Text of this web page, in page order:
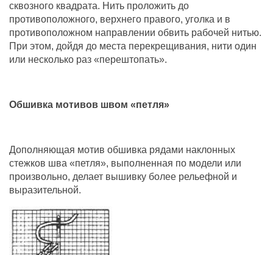
сквозного квадрата. Нить проложить до
противоположного, верхнего правого, уголка и в
противоположном направлении обвить рабочей нитью.
При этом, дойдя до места перекрещивания, нити один
или несколько раз «перештопать».
Обшивка мотивов швом «петля»
Дополняющая мотив обшивка рядами наклонных
стежков шва «петля», выполненная по модели или
произвольно, делает вышивку более рельефной и
выразительной.